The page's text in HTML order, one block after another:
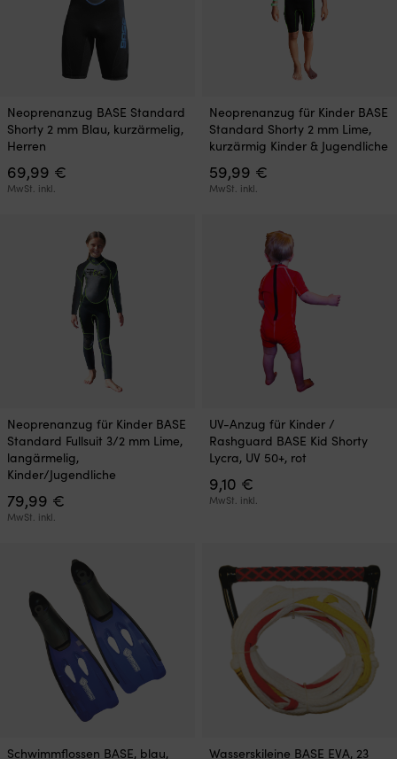
Dieses
Produkt
weist
mehrere
Varianten
auf.
Produktseite
Neoprenanzug BASE Standard
Shorty 2 mm Blau, kurzärmelig,
Herren
69,99 €
MwSt. inkl.
Dieses
Produkt
weist
mehrere
Varianten
auf.
Produktseite
Neoprenanzug für Kinder BASE
Standard Shorty 2 mm Lime,
kurzärmig Kinder & Jugendliche
59,99 €
MwSt. inkl.
Dieses
Produkt
weist
mehrere
Varianten
auf.
Die
Produktseite
gewählt
werden
Neoprenanzug für Kinder BASE
Standard Fullsuit 3/2 mm Lime,
langärmelig,
Kinder/Jugendliche
79,99 €
MwSt. inkl.
Dieses
Produkt
weist
mehrere
Varianten
auf.
auf
der
Produktseite
gewählt
werden
UV-Anzug für Kinder /
Rashguard BASE Kid Shorty
Lycra, UV 50+, rot
9,10 €
MwSt. inkl.
Schwimmflossen BASE, blau,
Wasserskileine BASE EVA, 23